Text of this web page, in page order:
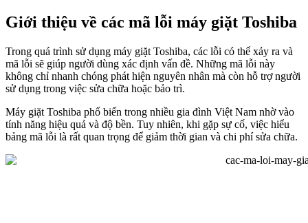
Giới thiệu về các mã lỗi máy giặt Toshiba
Trong quá trình sử dụng máy giặt Toshiba, các lỗi có thể xảy ra và
mã lỗi sẽ giúp người dùng xác định vấn đề. Những mã lỗi này
không chỉ nhanh chóng phát hiện nguyên nhân mà còn hỗ trợ người
sử dụng trong việc sửa chữa hoặc bảo trì.
Máy giặt Toshiba phổ biến trong nhiều gia đình Việt Nam nhờ vào
tính năng hiệu quả và độ bền. Tuy nhiên, khi gặp sự cố, việc hiểu
bảng mã lỗi là rất quan trọng để giảm thời gian và chi phí sửa chữa.